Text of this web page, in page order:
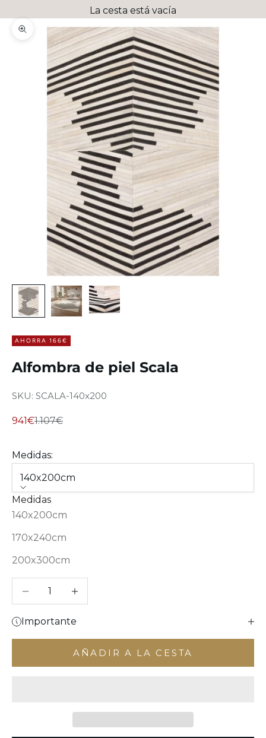
La cesta está vacía
Zoom
AHORRA 166€
Alfombra de piel Scala
SKU: SCALA-140x200
Precio de oferta
941€Precio normal
1.107€
Medidas:
140x200cm
Medidas
140x200cm
170x240cm
200x300cm
Reducir cantidad
Importante
AÑADIR A LA CESTA